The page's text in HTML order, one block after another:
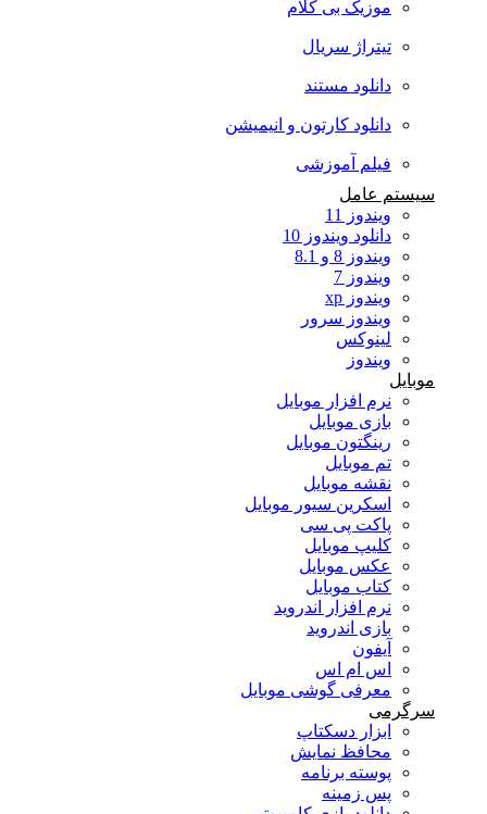
موزیک بی کلام
تیتراژ سریال
دانلود مستند
دانلود کارتون و انیمیشن
فیلم آموزشی
سیستم عامل
ویندوز 11
دانلود ویندوز 10
ویندوز 8 و 8.1
ویندوز 7
ویندوز xp
ویندوز سرور
لینوکس
ویندوز
موبایل
نرم افزار موبایل
بازی موبایل
رینگتون موبایل
تم موبایل
نقشه موبایل
اسکرین سیور موبایل
پاکت پی سی
کلیپ موبایل
عکس موبایل
کتاب موبایل
نرم افزار اندروید
بازی اندروید
آیفون
اس ام اس
معرفی گوشی موبایل
سرگرمی
ابزار دسکتاپ
محافظ نمایش
پوسته برنامه
پس زمینه